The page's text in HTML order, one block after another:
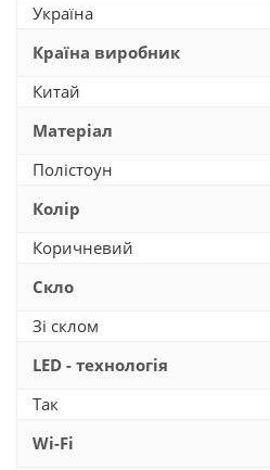
Україна
Країна виробник
Китай
Матеріал
Полістоун
Колір
Коричневий
Скло
Зі склом
LED - технологія
Так
Wi-Fi